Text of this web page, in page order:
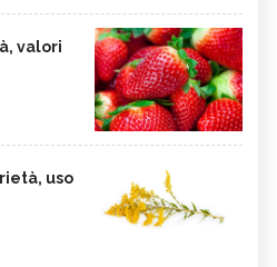
valori
uso